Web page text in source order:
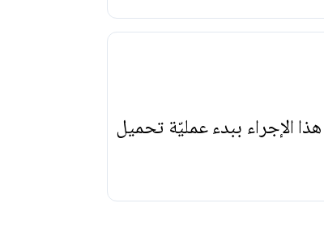
الإجراء ببدء عمليّة تحميل